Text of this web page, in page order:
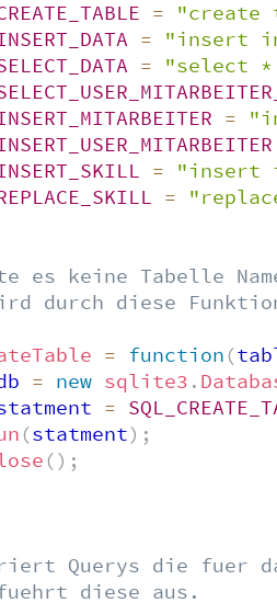
=
"create
=
"insert
=
"select
=
=
"insert
=
es keine Tabelle
durch diese
= function (
= new sqlite3 .
=
(statment) ;
() ;
Querys die fuer
diese aus.